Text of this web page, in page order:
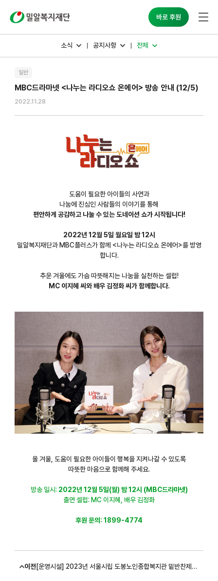
바로 후원
소식 공지사항 전체
일반
MBC드라마넷 <나누는 라디오쇼 온에어> 방송 안내 (12/5)
2022.11.28
도움이 필요한 아이들의 사연과
나눔에 진심인 사람들의 이야기를 통해
편안하게 공감하고 나눌 수 있는 도네이션 쇼가 시작됩니다!
2022년 12월 5일 월요일 밤 12시
밀알복지재단과 MBC플러스가 함께 <나누는 라디오쇼 온에어>를 방영
합니다.
추운 겨울에도 가슴 따뜻해지는 나눔을 실천하는 셀럽!
MC 이지혜 씨와 배우 김정화 씨가 함께합니다.
올 겨울, 도움이 필요한 아이들이 행복을 지켜나갈 수 있도록
따뜻한 마음으로 함께해 주세요.
방송 일시: 2022년 12월 5일(월) 밤 12시 (MBC드라마넷)
출연 셀럽: MC 이지혜, 배우 김정화
후원 문의: 1899-4774
이전 [운영시설] 2023년 서울시립 도봉노인종합복지관 밑반찬제작 납품업체 선정 공고